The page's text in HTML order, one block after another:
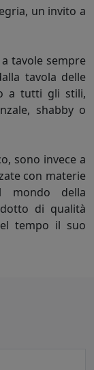
un invito a
tavole sempre
tavola delle
a tutti gli stili,
shabby o
sono invece a
con materie
mondo della
di qualità
tempo il suo